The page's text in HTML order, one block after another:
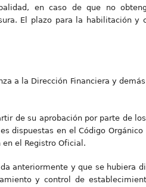
en caso de que no
El plazo para la habilitación y
a la Dirección Financiera y
de su aprobación por parte de
dispuestas en el Código Orgánico
el Registro Oficial.
anteriormente y que se hubiera
y control de